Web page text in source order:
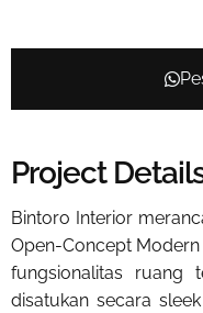
Project
Bintoro Interior
Open-Concept
fungsionalitas ruang
disatukan secara